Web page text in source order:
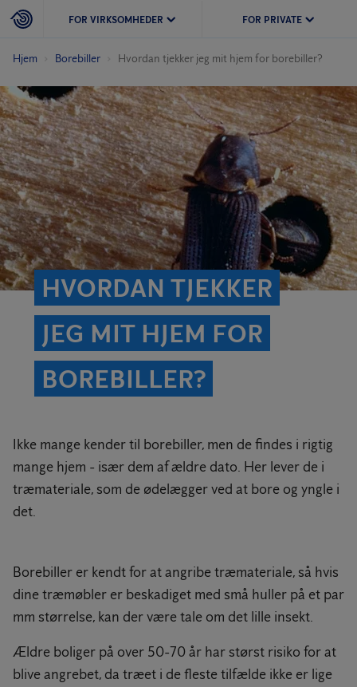
FOR VIRKSOMHEDER FOR PRIVATE
Hjem Borebiller Hvordan tjekker jeg mit hjem for borebiller?
HVORDAN TJEKKER
JEG MIT HJEM FOR
BOREBILLER?
Ikke mange kender til borebiller, men de findes i rigtig
mange hjem - især dem af ældre dato. Her lever de i
træmateriale, som de ødelægger ved at bore og yngle i
det.
Borebiller er kendt for at angribe træmateriale, så hvis
dine træmøbler er beskadiget med små huller på et par
mm størrelse, kan der være tale om det lille insekt.
Ældre boliger på over 50-70 år har størst risiko for at
blive angrebet, da træet i de fleste tilfælde ikke er lige